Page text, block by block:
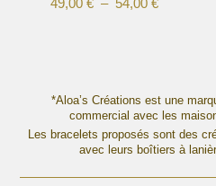
49,00 € – 54,00 €
54,00 €
variations.
options
*Aloa’s Créations est une
commercial avec les
Les bracelets proposés sont des
avec leurs boîtiers à